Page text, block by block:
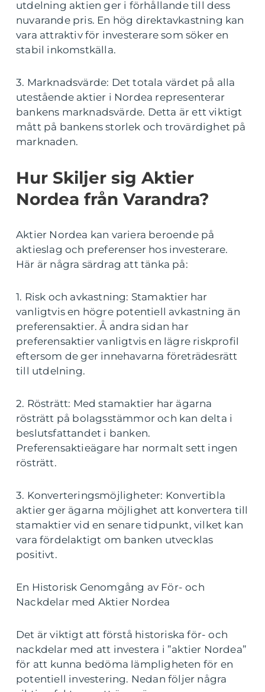
utdelning aktien ger i förhållande till dess
nuvarande pris. En hög direktavkastning kan
vara attraktiv för investerare som söker en
stabil inkomstkälla.
3. Marknadsvärde: Det totala värdet på alla
utestående aktier i Nordea representerar
bankens marknadsvärde. Detta är ett viktigt
mått på bankens storlek och trovärdighet på
marknaden.
Hur Skiljer sig Aktier
Nordea från Varandra?
Aktier Nordea kan variera beroende på
aktieslag och preferenser hos investerare.
Här är några särdrag att tänka på:
1. Risk och avkastning: Stamaktier har
vanligtvis en högre potentiell avkastning än
preferensaktier. Å andra sidan har
preferensaktier vanligtvis en lägre riskprofil
eftersom de ger innehavarna företrädesrätt
till utdelning.
2. Rösträtt: Med stamaktier har ägarna
rösträtt på bolagsstämmor och kan delta i
beslutsfattandet i banken.
Preferensaktieägare har normalt sett ingen
rösträtt.
3. Konverteringsmöjligheter: Konvertibla
aktier ger ägarna möjlighet att konvertera till
stamaktier vid en senare tidpunkt, vilket kan
vara fördelaktigt om banken utvecklas
positivt.
En Historisk Genomgång av För- och
Nackdelar med Aktier Nordea
Det är viktigt att förstå historiska för- och
nackdelar med att investera i ”aktier Nordea”
för att kunna bedöma lämpligheten för en
potentiell investering. Nedan följer några